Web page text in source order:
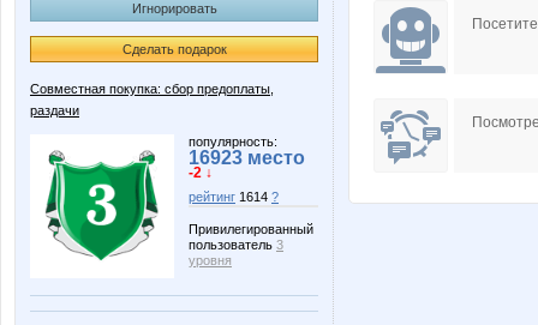
Игнорировать
Сделать подарок
Совместная покупка: сбор предоплаты,
раздачи
популярность:
16923 место
-2 ↓
рейтинг 1614 ?
Привилегированный
пользователь 3
уровня
anniiss
musika